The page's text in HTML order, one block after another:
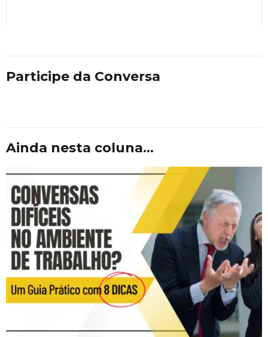
Participe da Conversa
Ainda nesta coluna...